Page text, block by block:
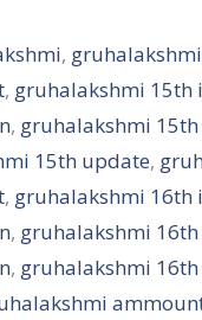
,
, gruhalakshmi 15th
, gruhalakshmi
15th update,
, gruhalakshmi 16th
, gruhalakshmi
, gruhalakshmi